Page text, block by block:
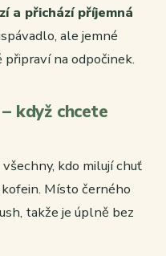
a přichází příjemná
ale jemné
na odpočinek.
když chcete
kdo milují chuť
Místo černého
takže je úplně bez